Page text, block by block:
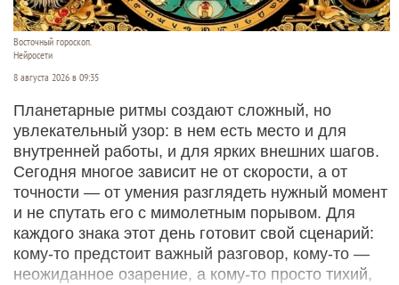
Восточный гороскоп.
Нейросети
8 августа 2026 в 09:35
Планетарные ритмы создают сложный, но
увлекательный узор: в нем есть место и для
внутренней работы, и для ярких внешних шагов.
Сегодня многое зависит не от скорости, а от
точности — от умения разглядеть нужный момент
и не спутать его с мимолетным порывом. Для
каждого знака этот день готовит свой сценарий:
кому‑то предстоит важный разговор, кому‑то —
неожиданное озарение, а кому‑то просто тихий,